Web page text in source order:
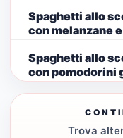
Spaghetti allo
con melanzane
Spaghetti allo
con pomodorini
Trova